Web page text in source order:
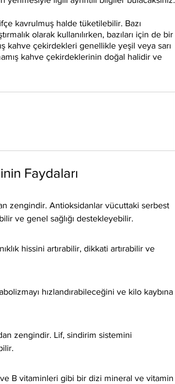
kavrulmuş halde tüketilebilir. Bazı
olarak kullanılırken, bazıları için de bir
kahve çekirdekleri genellikle yeşil veya sarı
kahve çekirdeklerinin doğal halidir ve
Faydaları
zengindir. Antioksidanlar vücuttaki serbest
ve genel sağlığı destekleyebilir.
hissini artırabilir, dikkati artırabilir ve
hızlandırabileceğini ve kilo kaybına
zengindir. Lif, sindirim sistemini
B vitaminleri gibi bir dizi mineral ve vitamin